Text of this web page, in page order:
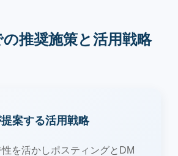
推奨施策と活用戦略
案する活用戦略
を活かしポスティングとDM